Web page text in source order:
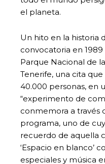
el planeta.
Un hito en la historia
convocatoria en
Parque Nacional de
Tenerife, una cita
40.000 personas, en
“experimento de
conmemora a través
programa, uno de
recuerdo de aquella
‘Espacio en blanco’
especiales y música